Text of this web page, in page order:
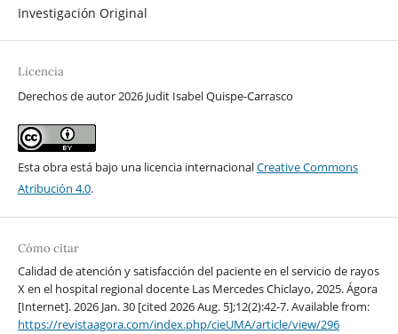
Investigación Original
Licencia
Derechos de autor 2026 Judit Isabel Quispe-Carrasco
Esta obra está bajo una licencia internacionalCreative Commons
Atribución 4.0.
Cómo citar
Calidad de atención y satisfacción del paciente en el servicio de rayos
X en el hospital regional docente Las Mercedes Chiclayo, 2025. Ágora
[Internet]. 2026 Jan. 30 [cited 2026 Aug. 5];12(2):42-7. Available from:
https://revistaagora.com/index.php/cieUMA/article/view/296